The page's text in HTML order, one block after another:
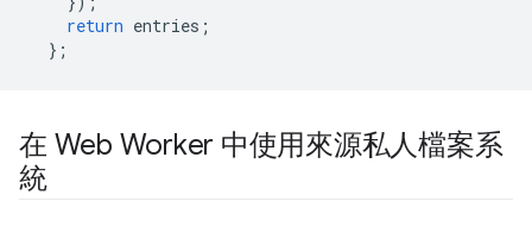
return entries ;
};
在 Web Worker 中使用來源私人檔案系
統